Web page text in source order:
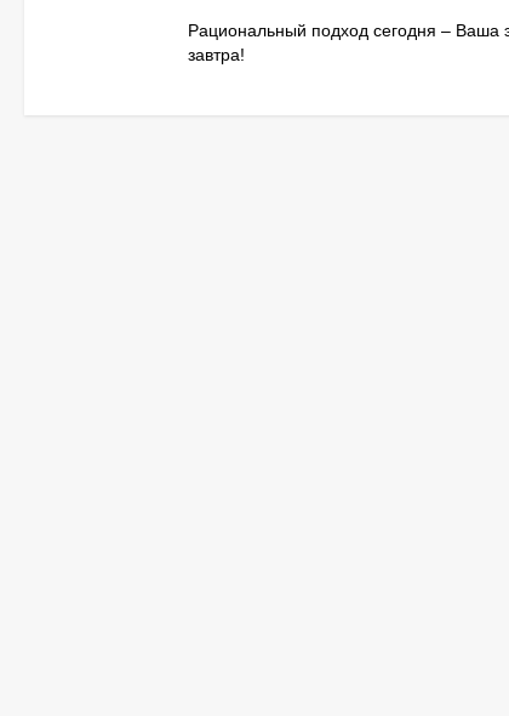
Рациональный подход сегодня – Ваша
завтра!